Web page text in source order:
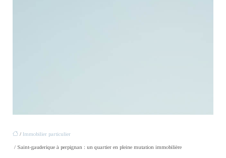
/ Immobilier particulier
/ Saint-gauderique à perpignan : un quartier en pleine mutation immobilière